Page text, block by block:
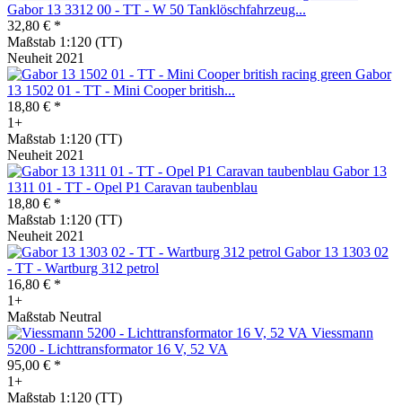
Gabor 13 3312 00 - TT - W 50 Tanklöschfahrzeug...
32,80 € *
Maßstab 1:120 (TT)
Neuheit 2021
Gabor
13 1502 01 - TT - Mini Cooper british...
18,80 € *
1+
Maßstab 1:120 (TT)
Neuheit 2021
Gabor 13
1311 01 - TT - Opel P1 Caravan taubenblau
18,80 € *
Maßstab 1:120 (TT)
Neuheit 2021
Gabor 13 1303 02
- TT - Wartburg 312 petrol
16,80 € *
1+
Maßstab Neutral
Viessmann
5200 - Lichttransformator 16 V, 52 VA
95,00 € *
1+
Maßstab 1:120 (TT)